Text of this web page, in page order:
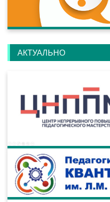
АКТУАЛЬНО